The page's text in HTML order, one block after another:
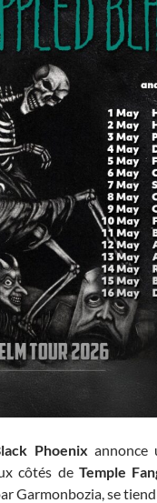
Phoenix annonce
côtés de Temple
Garmonbozia, se